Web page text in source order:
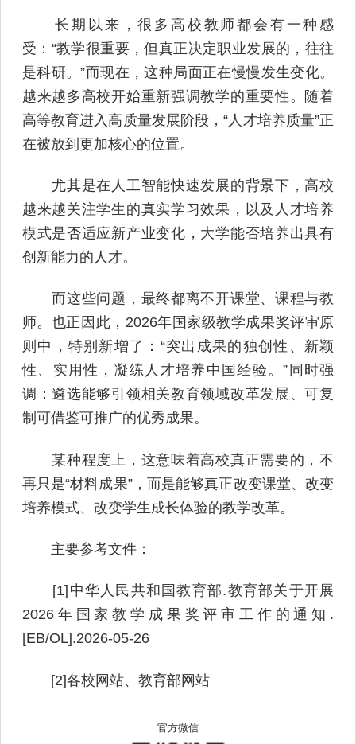
长期以来，很多高校教师都会有一种感
受：“教学很重要，但真正决定职业发展的，往往
是科研。”而现在，这种局面正在慢慢发生变化。
越来越多高校开始重新强调教学的重要性。随着
高等教育进入高质量发展阶段，“人才培养质量”正
在被放到更加核心的位置。
尤其是在人工智能快速发展的背景下，高校
越来越关注学生的真实学习效果，以及人才培养
模式是否适应新产业变化，大学能否培养出具有
创新能力的人才。
而这些问题，最终都离不开课堂、课程与教
师。也正因此，2026年国家级教学成果奖评审原
则中，特别新增了：“突出成果的独创性、新颖
性、实用性，凝练人才培养中国经验。”同时强
调：遴选能够引领相关教育领域改革发展、可复
制可借鉴可推广的优秀成果。
某种程度上，这意味着高校真正需要的，不
再只是“材料成果”，而是能够真正改变课堂、改变
培养模式、改变学生成长体验的教学改革。
主要参考文件：
[1]中华人民共和国教育部.教育部关于开展
2026年国家教学成果奖评审工作的通知.
[EB/OL].2026-05-26
[2]各校网站、教育部网站
官方微信